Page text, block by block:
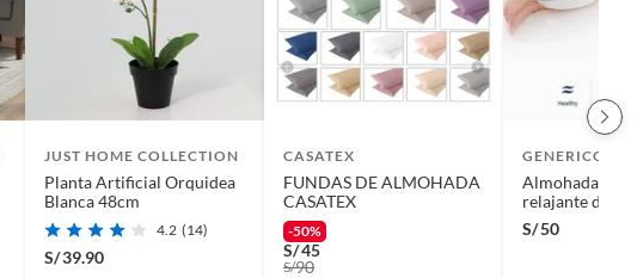
JUST HOME COLLECTION
Planta Artificial Orquidea
Blanca 48cm
4.2 (14)
S/39.90
CASATEX
FUNDAS DE ALMOHADA
CASATEX
-50%
S/45
S/90
GENERICO
Almohada
relajante de
piernas para
blanco.
S/50